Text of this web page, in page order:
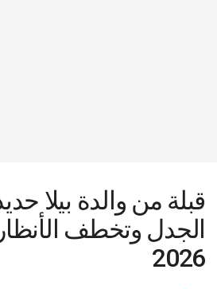
قبلة من والدة بيلا حديد
الجدل وتخطف
2026